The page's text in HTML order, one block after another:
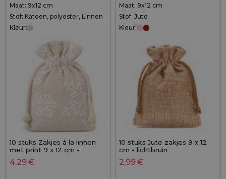
Maat: 9x12 cm
Stof: Katoen, polyester, Linnen
Kleur:
10 stuks Zakjes à la linnen
met print 9 x 12 cm -
natuurlijke kleur / sneeuw
4,29€
Maat: 9x12 cm
Stof: Jute
Kleur:
10 stuks Jute zakjes 9 x 12
cm - lichtbruin
2,99€